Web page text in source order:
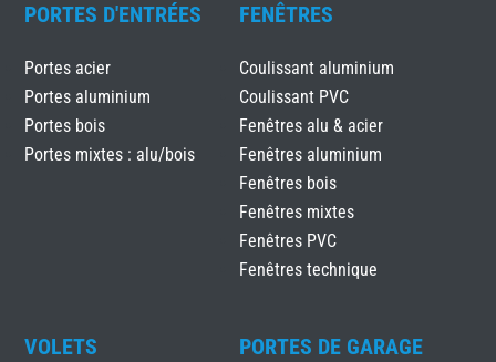
PORTES D'ENTRÉES
Portes acier
Portes aluminium
Portes bois
Portes mixtes : alu/bois
FENÊTRES
Coulissant aluminium
Coulissant PVC
Fenêtres alu & acier
Fenêtres aluminium
Fenêtres bois
Fenêtres mixtes
Fenêtres PVC
Fenêtres technique
VOLETS PORTES DE GARAGE